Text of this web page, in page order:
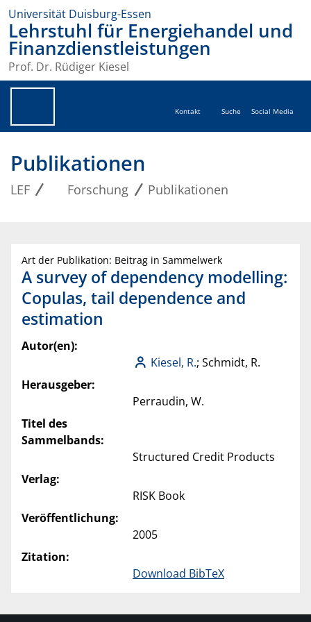
Universität Duisburg-Essen
Lehrstuhl für Energiehandel und
Finanzdienstleistungen
Prof. Dr. Rüdiger Kiesel
Kontakt Suche Social Media
Publikationen
LEF Forschung Publikationen
Art der Publikation: Beitrag in Sammelwerk
A survey of dependency modelling:
Copulas, tail dependence and
estimation
Autor(en):
Kiesel, R.; Schmidt, R.
Herausgeber:
Perraudin, W.
Titel des
Sammelbands:
Structured Credit Products
Verlag:
RISK Book
Veröffentlichung:
2005
Zitation:
Download BibTeX